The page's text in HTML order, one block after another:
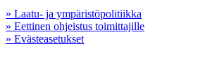
» Laatu- ja ympäristöpolitiikka
» Eettinen ohjeistus toimittajille
» Evästeasetukset